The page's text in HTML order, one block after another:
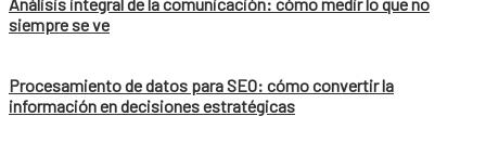
siempre se ve
Procesamiento de datos para SEO: cómo convertir la
información en decisiones estratégicas